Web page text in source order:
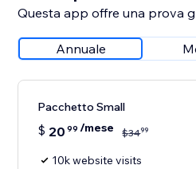
Questa app offre una prova
Annuale
Pacchetto Small
$ 20 99 /mese $3499
10k website visits